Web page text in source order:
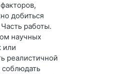
добиться
работы.
научных
или
реалистичной
соблюдать